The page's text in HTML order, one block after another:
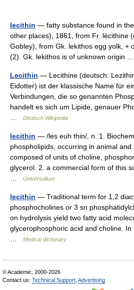
lecithin — fatty substance found in
other places), 1861, from Fr. lécithine
Gobley), from Gk. lekithos egg yolk, +
(2). Gk. lekithos is of unknown origin
Lecithin — Lecithine (deutsch:
Eidotter) ist der klassische Name für
Verbindungen, die so genannten
handelt es sich um Lipide, genauer
Deutsch Wikipedia
lecithin — /les euh thin/, n. 1.
phospholipids, occurring in animal and
composed of units of choline,
glycerol. 2. a commercial form of this
Universalium
lecithin — Traditional term for 1,2
phosphocholines or 3 sn
on hydrolysis yield two fatty acid
glycerophosphoric acid and choline.
Medical dictionary
© Academic, 2000-2026
Contact us: Technical Support Advertising